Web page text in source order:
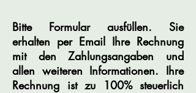
Bitte Formular ausfüllen. Sie
erhalten per Email Ihre Rechnung
mit den Zahlungsangaben und
allen weiteren Informationen. Ihre
Rechnung ist zu 100% steuerlich